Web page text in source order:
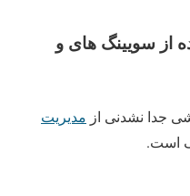
از سویینگ های و
جدا نشدنی از مدیریت
است.